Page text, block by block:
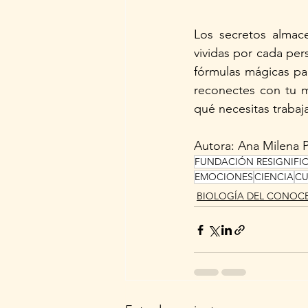
Los secretos
vividas por cada
fórmulas mágicas
reconectes con tu
qué necesitas
Autora: Ana Milena
FUNDACIÓN
EMOCIONESCIENCIA
BIOLOGÍA DEL